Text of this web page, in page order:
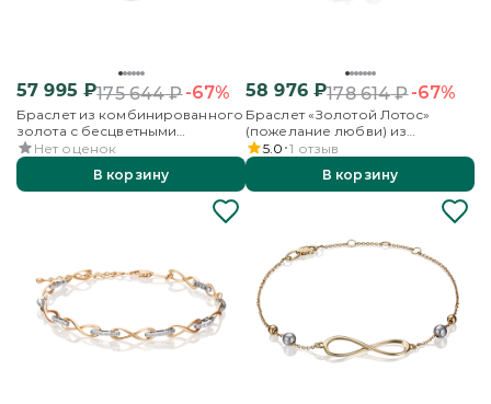
57 995 ₽175 644₽-67%
Браслет из комбинированного
золота с бесцветными
топазами
Нет оценок
В корзину
58 976₽178 614₽-67%
Браслет «Золотой Лотос»
(пожелание любви) из
комбинированного золота с
гранатами, бесцветными
топазами и эмалью
5.0 1 отзыв
В корзину